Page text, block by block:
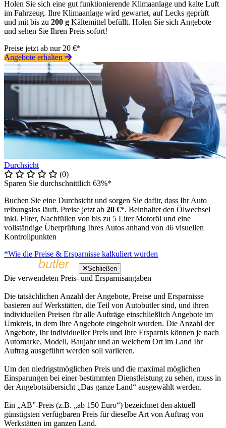
Holen Sie sich eine gut funktionierende Klimaanlage und kalte Luft
im Fahrzeug. Ihre Klimaanlage wird gewartet, auf Lecks geprüft
und mit bis zu 200 g Kältemittel befüllt. Holen Sie sich Angebote
und sehen Sie Ihren Preis sofort!
Preise jetzt ab nur 20 €*
Angebote erhalten
Durchsicht
(0)
Sparen Sie durchschnittlich 63%*
Buchen Sie eine Durchsicht und sorgen Sie dafür, dass Ihr Auto
reibungslos läuft. Preise jetzt ab 20 €*. Beinhaltet den Ölwechsel
inkl. Filter, Nachfüllen von bis zu 5 Liter Motoröl und eine
vollständige Überprüfung Ihres Autos anhand von 46 visuellen
Kontrollpunkten
*Wie die Preise & Ersparnisse kalkuliert wurden
Schließen
Die verwendeten Preis- und Ersparnisangaben
Die tatsächlichen Anzahl der Angebote, Preise und Ersparnisse
basieren auf Werkstätten, die Teil von Autobutler sind, und ihren
individuellen Preisen für alle Aufträge einschließlich Angebote im
Umkreis, in dem Ihre Angebote eingeholt wurden. Die Anzahl der
Angebote, Ihr individueller Preis und Ihre Ersparnis können je nach
Automarke, Modell, Baujahr und an welchem Ort im Land Ihr
Auftrag ausgeführt werden soll variieren.
Um den niedrigstmöglichen Preis und die maximal möglichen
Einsparungen bei einer bestimmten Dienstleistung zu sehen, muss in
der Angebotsübersicht „Das ganze Land“ ausgewählt werden.
Ein „AB”-Preis (z.B. „ab 150 Euro“) bezeichnet den aktuell
günstigsten verfügbaren Preis für dieselbe Art von Auftrag von
Werkstätten im ganzen Land.